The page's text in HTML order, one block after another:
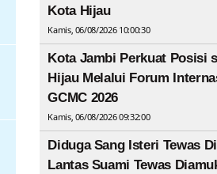
Kota Hijau
Kamis, 06/08/2026 10:00:30
Kota Jambi Perkuat Posisi
Hijau Melalui Forum
GCMC 2026
Kamis, 06/08/2026 09:32:00
Diduga Sang Isteri Tewas
Lantas Suami Tewas